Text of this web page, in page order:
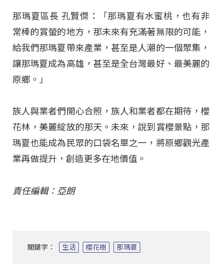
那瑪夏區長 孔賢傑：「那瑪夏有水蜜桃，也有非
常棒的賞螢的地方，那未來有充滿著無限的可能，
給我們那瑪夏帶來產業，甚至是人潮的一個聚集，
讓那瑪夏成為高雄，甚至是全台灣最好、最美麗的
原鄉。」
族人與業者們開心合照，族人和業者都在期待，櫻
花林，美麗綻放的那天。未來，說到賞櫻景點，那
瑪夏也能成為民眾的口袋名單之一，將原鄉觀光產
業再做提升，創造更多在地價值。
責任編輯：亞朗
關鍵字： 生活 櫻花樹 那瑪夏